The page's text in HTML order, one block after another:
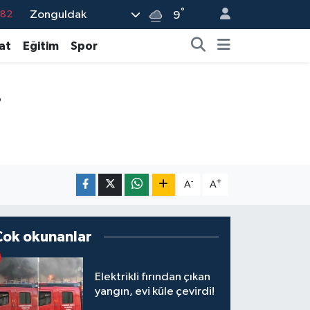
Zonguldak 9°
Eğitim Spor
A- A+
okunanlar
Elektrikli fırından çıkan
yangın, evi küle çevirdi!